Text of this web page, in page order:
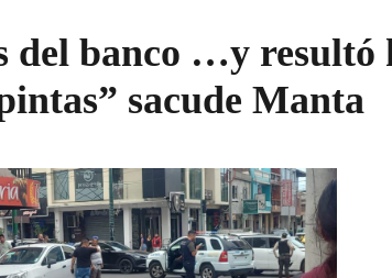
del banco …y resultó
sacude Manta